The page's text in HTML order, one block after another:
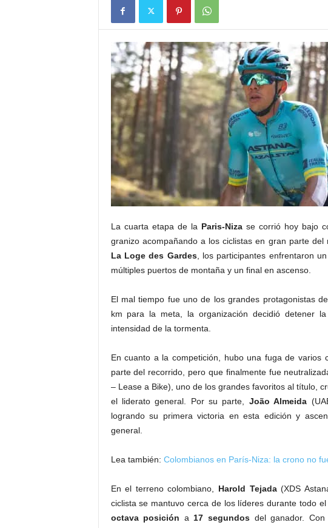
La cuarta etapa de la Paris-Nizase corrió hoy bajo
granizo acompañando a los ciclistas en gran parte del
La Loge des Gardes, los participantes enfrentaron
múltiples puertos de montaña y un final en ascenso.
El mal tiempo fue uno de los grandes protagonistas
km para la meta, la organización decidió detener
intensidad de la tormenta.
En cuanto a la competición, hubo una fuga de varios
parte del recorrido, pero que finalmente fue
– Lease a Bike), uno de los grandes favoritos al título,
el liderato general. Por su parte, João Almeida
logrando su primera victoria en esta edición y
general.
Lea también: Colombianos en París-Niza: la crono no
En el terreno colombiano, Harold Tejada(XDS
ciclista se mantuvo cerca de los líderes durante todo
octava posición a 17 segundosdel ganador. Con